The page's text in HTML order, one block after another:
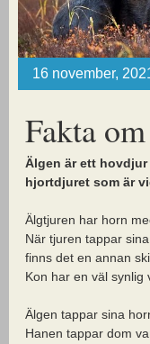
16 november,
Fakta
Älgen är ett
hjortdjuret som är
Älgtjuren har horn
När tjuren tappar
finns det en annan
Kon har en väl synlig
Älgen tappar sina
Hanen tappar dom